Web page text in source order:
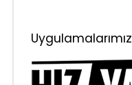
Uygulamalarımız